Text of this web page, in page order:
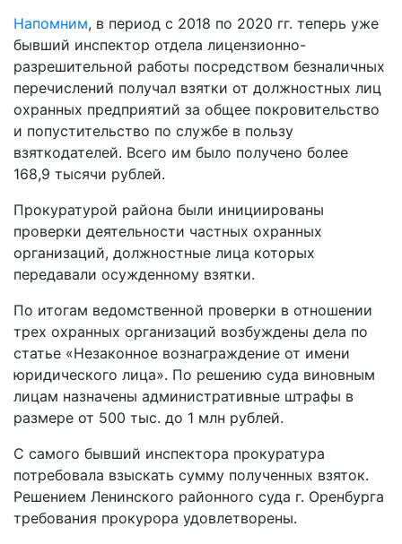
Напомним, в период с 2018 по 2020 гг. теперь уже
бывший инспектор отдела лицензионно-
разрешительной работы посредством безналичных
перечислений получал взятки от должностных лиц
охранных предприятий за общее покровительство
и попустительство по службе в пользу
взяткодателей. Всего им было получено более
168,9 тысячи рублей.
Прокуратурой района были инициированы
проверки деятельности частных охранных
организаций, должностные лица которых
передавали осужденному взятки.
По итогам ведомственной проверки в отношении
трех охранных организаций возбуждены дела по
статье «Незаконное вознаграждение от имени
юридического лица». По решению суда виновным
лицам назначены административные штрафы в
размере от 500 тыс. до 1 млн рублей.
С самого бывший инспектора прокуратура
потребовала взыскать сумму полученных взяток.
Решением Ленинского районного суда г. Оренбурга
требования прокурора удовлетворены.